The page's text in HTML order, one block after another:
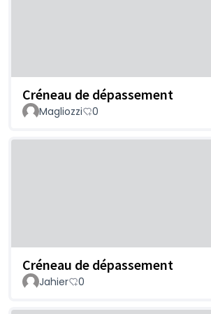
Créneau de dépassement
Magliozzi 0
Créneau de dépassement
Jahier 0